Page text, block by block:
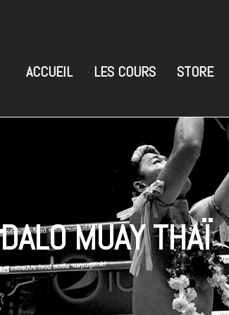
ACCUEIL LES COURS STORE
MUAY THAÏ